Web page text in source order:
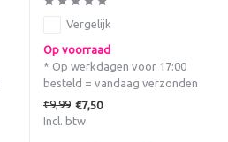
Vergelijk
Op voorraad
* Op werkdagen voor 17:00
besteld = vandaag verzonden
€9,99 €7,50
Incl. btw